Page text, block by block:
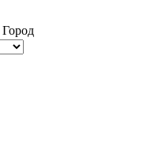
Город